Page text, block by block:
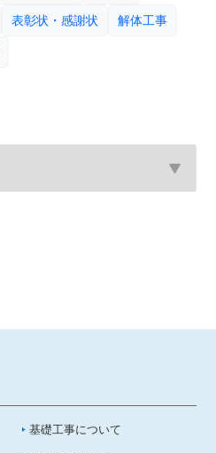
表彰状・感謝状 解体工事
基礎工事について